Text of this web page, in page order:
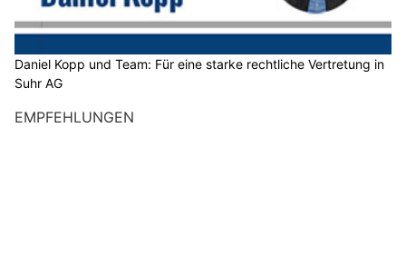
Daniel Kopp und Team: Für eine starke rechtliche Vertretung in
Suhr AG
EMPFEHLUNGEN